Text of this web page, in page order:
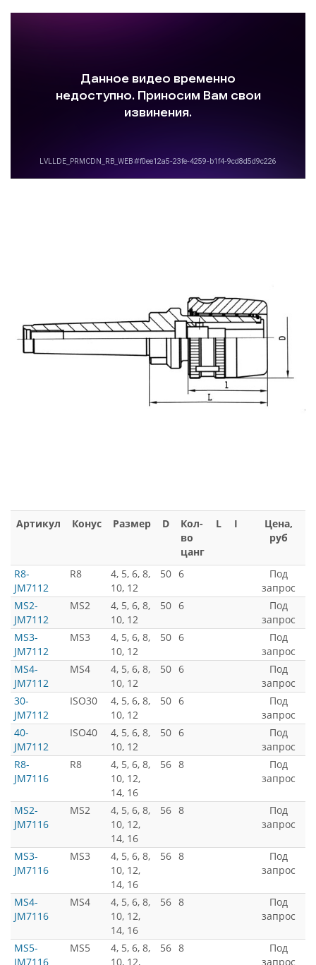
Артикул Конус Размер D
Кол-
во
цанг
L I
Цена,
руб
R8-
JM7112
R8
4, 5, 6, 8,
10, 12
50 6
Под
запрос
MS2-
JM7112
MS2
4, 5, 6, 8,
10, 12
50 6
Под
запрос
MS3-
JM7112
MS3
4, 5, 6, 8,
10, 12
50 6
Под
запрос
MS4-
JM7112
MS4
4, 5, 6, 8,
10, 12
50 6
Под
запрос
30-
JM7112
ISO30
4, 5, 6, 8,
10, 12
50 6
Под
запрос
40-
JM7112
ISO40
4, 5, 6, 8,
10, 12
50 6
Под
запрос
R8-
JM7116
R8
4, 5, 6, 8,
10, 12,
14, 16
56 8
Под
запрос
MS2-
JM7116
MS2
4, 5, 6, 8,
10, 12,
14, 16
56 8
Под
запрос
MS3-
JM7116
MS3
4, 5, 6, 8,
10, 12,
14, 16
56 8
Под
запрос
MS4-
JM7116
MS4
4, 5, 6, 8,
10, 12,
14, 16
56 8
Под
запрос
MS5-
JM7116
MS5
4, 5, 6, 8,
10, 12,
56 8
Под
запрос